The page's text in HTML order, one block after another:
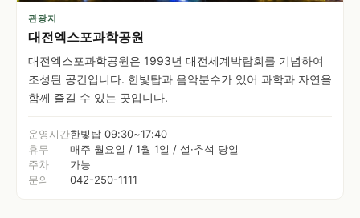
관광지
대전엑스포과학공원
대전엑스포과학공원은 1993년 대전세계박람회를 기념하여
조성된 공간입니다. 한빛탑과 음악분수가 있어 과학과 자연을
함께 즐길 수 있는 곳입니다.
운영시간한빛탑 09:30~17:40
휴무
매주 월요일 / 1월 1일 / 설·추석 당일
주차
가능
문의
042-250-1111